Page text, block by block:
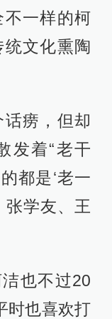
一样的柯
文化熏陶
痨，但却
发着“老干
都是‘老一
张学友、王
也不过20
时也喜欢打